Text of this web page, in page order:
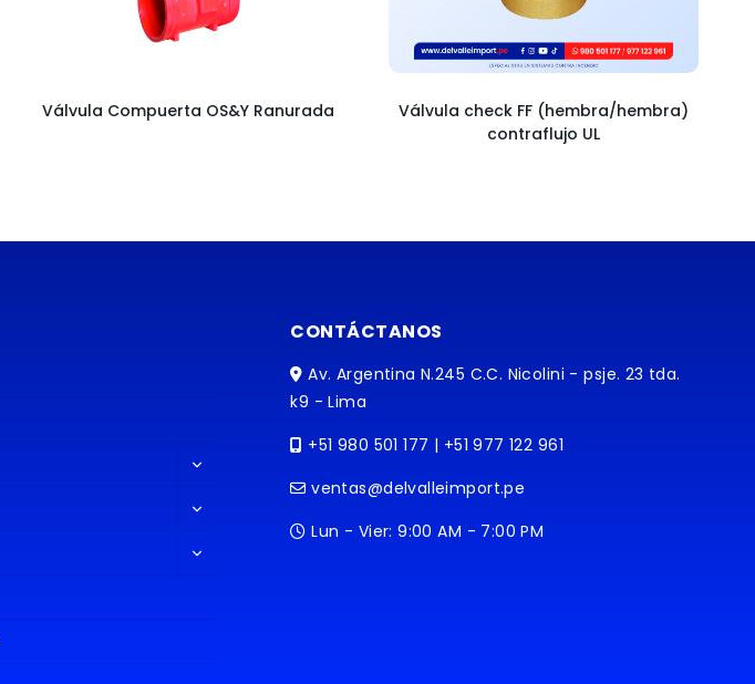
Válvula Compuerta OS&Y Ranurada
Válvula check FF (hembra/hembra)
contraflujo UL
Alternar
hijo
Alternar
hijo
Alternar
CONTÁCTANOS
Av. Argentina N.245 C.C. Nicolini - psje. 23 tda.
k9 - Lima
+51 980 501 177 | +51 977 122 961
ventas@delvalleimport.pe
Lun - Vier: 9:00 AM - 7:00 PM